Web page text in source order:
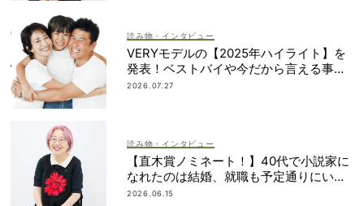
読み物・インタビュー
VERYモデルの【2025年ハイライト】を
発表！ベストバイや今だから言える事件
簿も大公開
2026.07.27
読み物・インタビュー
【直木賞ノミネート！】40代で小説家に
なれたのは結婚、就職も予定通りにいか
なかったから｜朝倉かすみさん
2026.06.15